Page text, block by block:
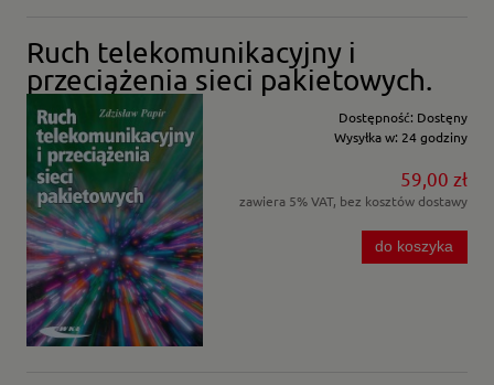
Ruch telekomunikacyjny i
przeciążenia sieci pakietowych.
Dostępność: Dostęny
Wysyłka w: 24 godziny
59,00 zł
zawiera 5% VAT, bez kosztów dostawy
do koszyka